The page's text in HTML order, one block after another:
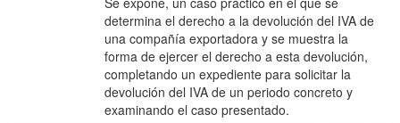
determina el derecho a la devolución del IVA de
una compañía exportadora y se muestra la
forma de ejercer el derecho a esta devolución,
completando un expediente para solicitar la
devolución del IVA de un periodo concreto y
examinando el caso presentado.